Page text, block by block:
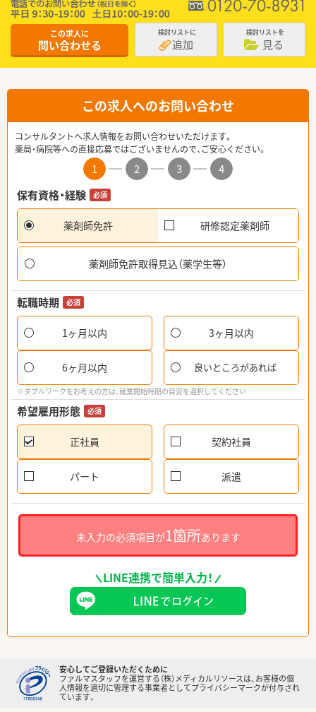
この求人に
問い合わせる
検討リストに
追加
検討リストを
見る
この求人へのお問い合わせ
コンサルタントへ求人情報をお問い合わせいただけます。
薬局・病院等への直接応募ではございませんので、ご安心ください。
1 2 3
4
保有資格・経験
必須
薬剤師免許 研修認定薬剤師
薬剤師免許取得見込（薬学生等）
転職時期 必須
1ヶ月以内 3ヶ月以内
6ヶ月以内 良いところがあれば
※ダブルワークをお考えの方は、就業開始時期の目安を選択してください
希望雇用形態 必須
正社員 契約社員
パート 派遣
未入力の必須項目が1箇所あります
LINE連携で簡単入力！
安心してご登録いただくために
ファルマスタッフを運営する（株）メディカルリソースは、お客様の個
人情報を適切に管理する事業者としてプライバシーマークが付与され
ています。